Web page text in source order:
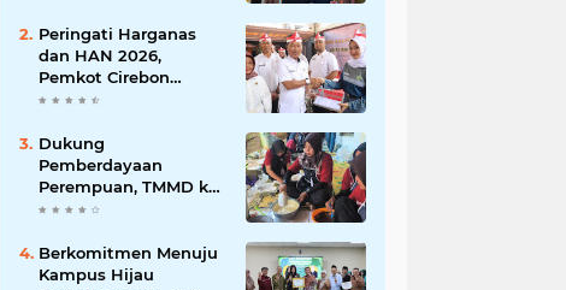
Peringati Harganas
dan HAN 2026,
Pemkot Cirebon
Perkuat Komitmen
Anak
Dukung
Pemberdayaan
Perempuan, TMMD ke-
129 Kodim 0620/Kab.
Tata Boga
Berkomitmen Menuju
Kampus Hijau